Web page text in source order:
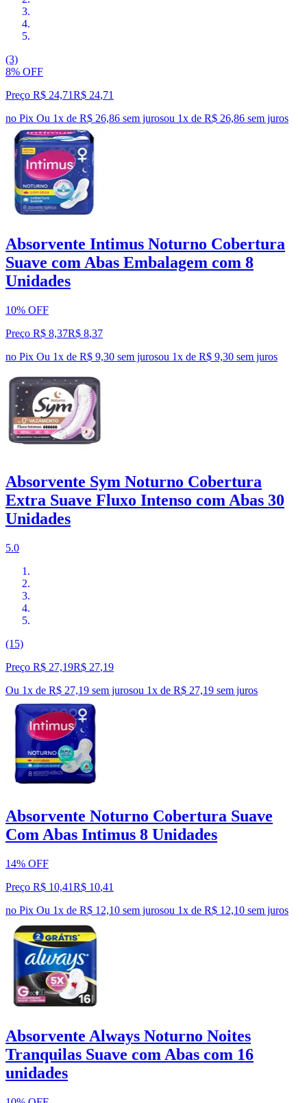
(3)
8% OFF
Preço R$ 24,71R$ 24,71
no Pix Ou 1x de R$ 26,86 sem jurosou 1x de R$ 26,86 sem juros
Absorvente Intimus Noturno Cobertura
Suave com Abas Embalagem com 8
Unidades
10% OFF
Preço R$ 8,37R$ 8,37
no Pix Ou 1x de R$ 9,30 sem jurosou 1x de R$ 9,30 sem juros
Absorvente Sym Noturno Cobertura
Extra Suave Fluxo Intenso com Abas 30
Unidades
5.0
(15)
Preço R$ 27,19R$ 27,19
Ou 1x de R$ 27,19 sem jurosou 1x de R$ 27,19 sem juros
Absorvente Noturno Cobertura Suave
Com Abas Intimus 8 Unidades
14% OFF
Preço R$ 10,41R$ 10,41
no Pix Ou 1x de R$ 12,10 sem jurosou 1x de R$ 12,10 sem juros
Absorvente Always Noturno Noites
Tranquilas Suave com Abas com 16
unidades